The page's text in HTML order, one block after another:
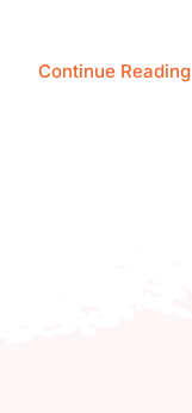
Continue Reading